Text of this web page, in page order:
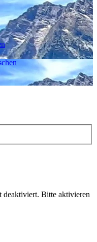
Bitte aktivieren